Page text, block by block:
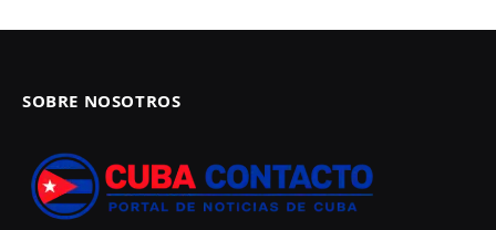
SOBRE NOSOTROS